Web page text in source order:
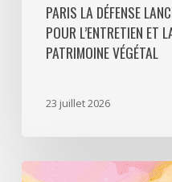
PARIS LA DÉFENSE
POUR L’ENTRETIEN ET
PATRIMOINE VÉGÉTAL
23 juillet 2026
Paris